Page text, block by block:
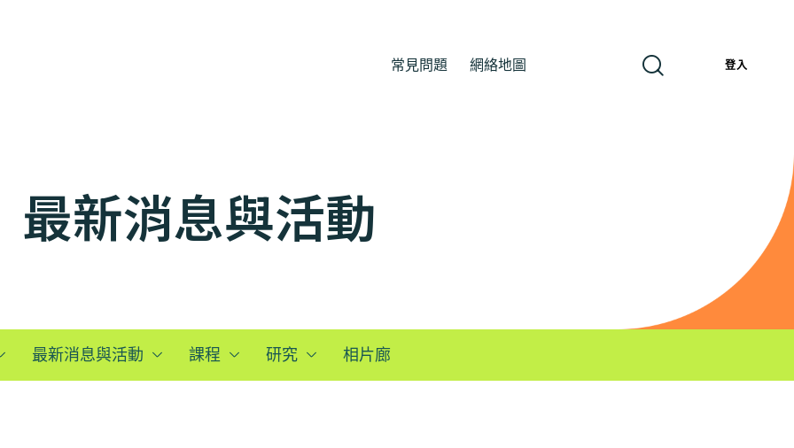
常見問題 網絡地圖 登入
最新消息與活動
最新消息與活動 課程 研究 相片廊